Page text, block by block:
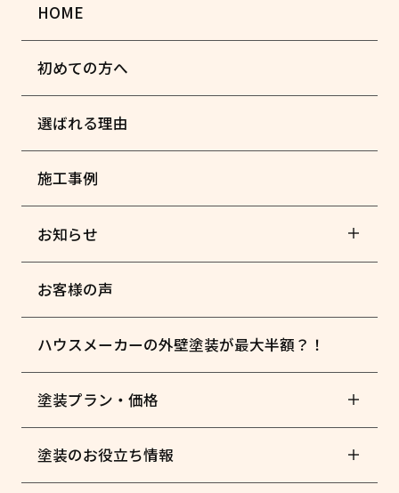
HOME
初めての方へ
選ばれる理由
施工事例
お知らせ
お客様の声
ハウスメーカーの外壁塗装が最大半額？！
塗装プラン・価格
塗装のお役立ち情報